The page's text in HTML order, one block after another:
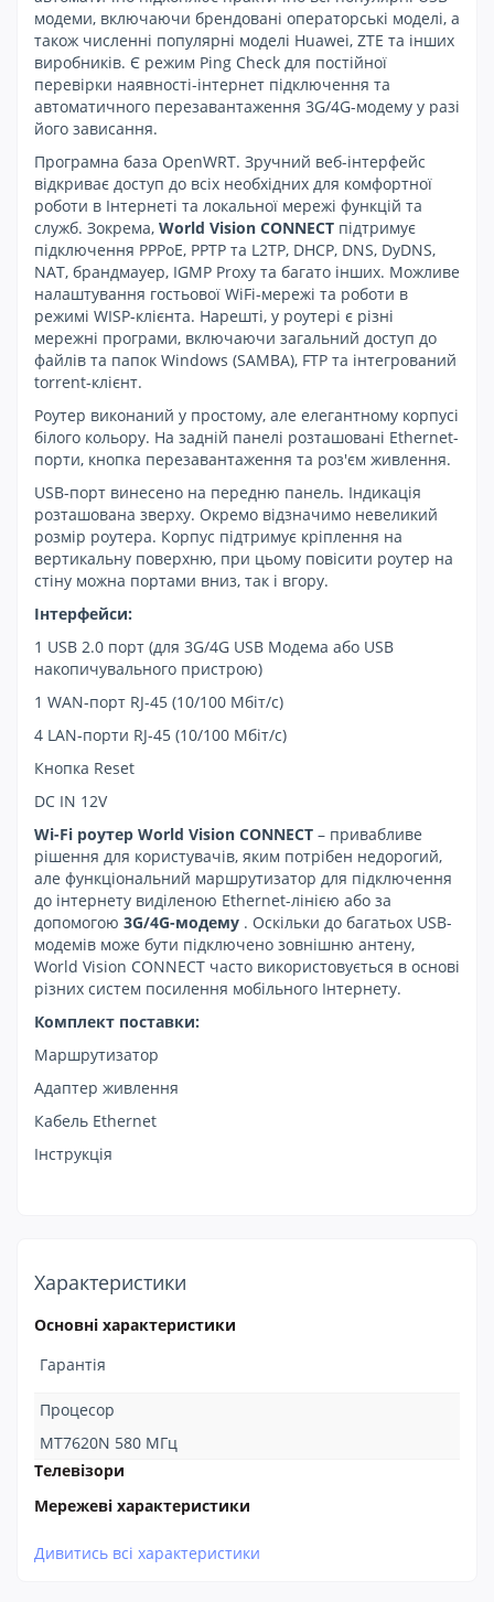
модеми, включаючи брендовані операторські моделі, а
також численні популярні моделі Huawei, ZTE та інших
виробників. Є режим Ping Check для постійної
перевірки наявності-інтернет підключення та
автоматичного перезавантаження 3G/4G-модему у разі
його зависання.
Програмна база OpenWRT. Зручний веб-інтерфейс
відкриває доступ до всіх необхідних для комфортної
роботи в Інтернеті та локальної мережі функцій та
служб. Зокрема, World Vision CONNECT підтримує
підключення PPPoE, PPTP та L2TP, DHCP, DNS, DyDNS,
NAT, брандмауер, IGMP Proxy та багато інших. Можливе
налаштування гостьової WiFi-мережі та роботи в
режимі WISP-клієнта. Нарешті, у роутері є різні
мережні програми, включаючи загальний доступ до
файлів та папок Windows (SAMBA), FTP та інтегрований
torrent-клієнт.
Роутер виконаний у простому, але елегантному корпусі
білого кольору. На задній панелі розташовані Ethernet-
порти, кнопка перезавантаження та роз'єм живлення.
USB-порт винесено на передню панель. Індикація
розташована зверху. Окремо відзначимо невеликий
розмір роутера. Корпус підтримує кріплення на
вертикальну поверхню, при цьому повісити роутер на
стіну можна портами вниз, так і вгору.
Інтерфейси:
1 USB 2.0 порт (для 3G/4G USB Модема або USB
накопичувального пристрою)
1 WAN-порт RJ-45 (10/100 Мбіт/с)
4 LAN-порти RJ-45 (10/100 Мбіт/с)
Кнопка Reset
DC IN 12V
Wi-Fi роутер World Vision CONNECT – привабливе
рішення для користувачів, яким потрібен недорогий,
але функціональний маршрутизатор для підключення
до інтернету виділеною Ethernet-лінією або за
допомогою 3G/4G-модему . Оскільки до багатьох USB-
модемів може бути підключено зовнішню антену,
World Vision CONNECT часто використовується в основі
різних систем посилення мобільного Інтернету.
Комплект поставки:
Маршрутизатор
Адаптер живлення
Кабель Ethernet
Інструкція
Характеристики
Основні характеристики
Гарантія
Процесор
MT7620N 580 МГц
Телевізори
Мережеві характеристики
Дивитись всі характеристики